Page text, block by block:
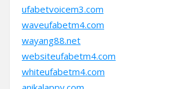
ufabetvoicem3.com
waveufabetm4.com
wayang88.net
websiteufabetm4.com
whiteufabetm4.com